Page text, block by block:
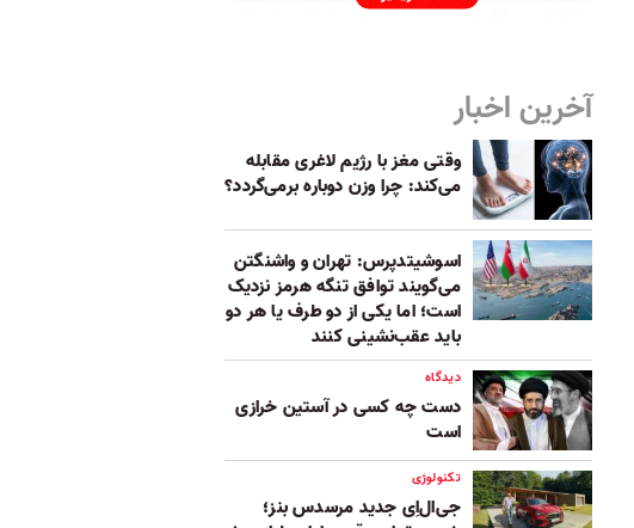
آخرین اخبار
وقتی مغز با رژیم لاغری مقابله
می‌کند: چرا وزن دوباره برمی‌گردد؟
اسوشیتدپرس: تهران و واشنگتن
می‌گویند توافق تنگه هرمز نزدیک
است؛ اما یکی از دو طرف یا هر دو
باید عقب‌نشینی کنند
دیدگاه
دست چه کسی در آستین خرازی
است
تکنولوژی
جی‌ال‌اِی جدید مرسدس بنز؛